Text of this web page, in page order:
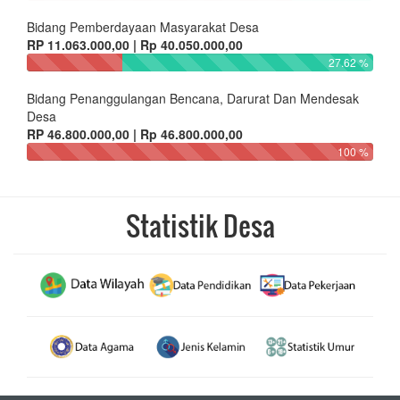
Bidang Pemberdayaan Masyarakat Desa
RP 11.063.000,00 | Rp 40.050.000,00
27.62 %
Bidang Penanggulangan Bencana, Darurat Dan Mendesak
Desa
RP 46.800.000,00 | Rp 46.800.000,00
100 %
Statistik Desa